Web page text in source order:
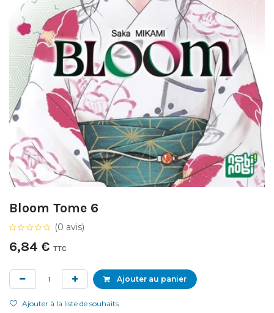
Bloom Tome 6
(0 avis)
6,84 € TTC
Ajouter au panier
Ajouter à la liste de souhaits